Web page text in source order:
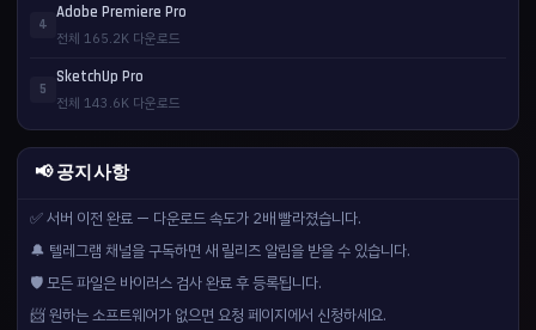
4
Adobe Premiere Pro
전체 165.2K 다운로드
5
SketchUp Pro
전체 143.6K 다운로드
📢 공지사항
✅ 서버 이전 완료 — 다운로드 속도가 2배 빨라졌습니다.
🔔 텔레그램 채널을 구독하면 새 릴리즈 알림을 받을 수 있습니다.
🛡️ 모든 파일은 바이러스 검사 완료 후 등록됩니다.
📨 원하는 소프트웨어가 없으면 요청 페이지에서 신청하세요.